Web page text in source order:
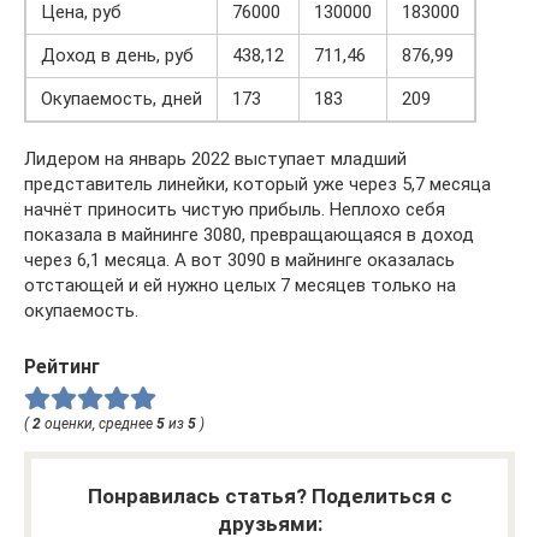
Цена, руб
76000 130000
183000
Доход в день, руб
438,12 711,46
876,99
Окупаемость, дней
173 183 209
Лидером на январь 2022 выступает младший
представитель линейки, который уже через 5,7 месяца
начнёт приносить чистую прибыль. Неплохо себя
показала в майнинге 3080, превращающаяся в доход
через 6,1 месяца. А вот 3090 в майнинге оказалась
отстающей и ей нужно целых 7 месяцев только на
окупаемость.
Рейтинг
(2 оценки, среднее 5 из 5 )
Понравилась статья? Поделиться с
друзьями: